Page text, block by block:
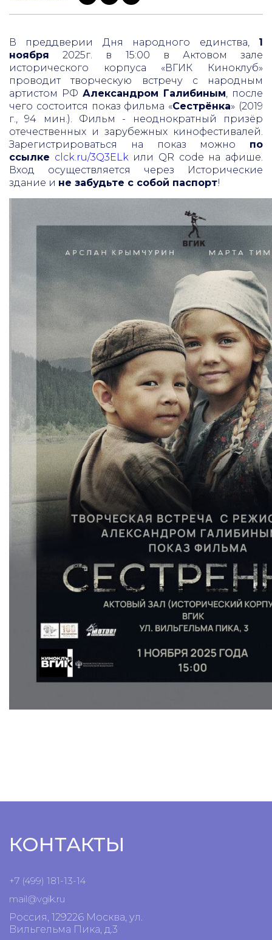
В преддверии Дня народного единства, 1
ноября 2025г. в 15:00 в Актовом зале
исторического корпуса «ВГИК Киноклуб»
проводит творческую встречу с народным
артистом РФ Александром Галибиным, после
чего состоится показ фильма «Сестрёнка» (2019
г., 94 мин.). Фильм - неоднократный призёр
отечественных и зарубежных кинофестивалей.
Зарегистрироваться на показ можно по
ссылке clck.ru/3Q3ELkили QR code на афише.
Вход осуществляется через Исторические
здание и не забудьте с собой паспорт!
КОНТАКТЫ
+7 (499) 181-13-14
mail@vgik.ru
Россия, 129226 Москва, ул.
Вильгельма Пика, д.3